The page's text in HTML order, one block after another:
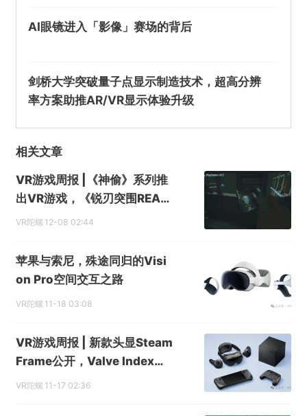
AI眼镜进入「影像」赛场的背后
剑桥大学突破量子点显示制造技术，超高分辨
率方案助推AR/VR显示体验升级
相关文章
VR游戏周报 |《神偷》系列推
出VR游戏，《锐刃突围REAV
E》开启公测
VR陀螺 12-08 02:44
苹果与索尼，殊途同归的Visi
on Pro空间交互之路
VR陀螺 11-18 03:08
VR游戏周报 | 新款头显Steam
Frame公开，Valve Index宣
布停产
VR陀螺 11-17 02:36